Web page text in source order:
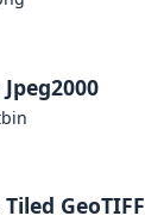
bin
GeoTIFF